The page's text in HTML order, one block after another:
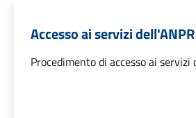
Accesso ai servizi dell'ANPR
Procedimento di accesso ai servizi